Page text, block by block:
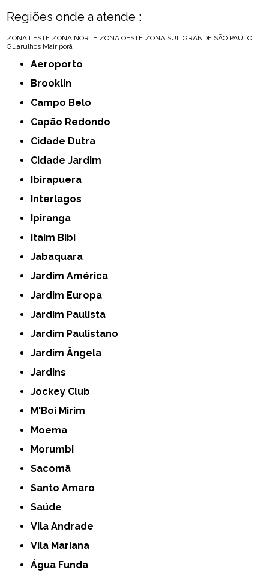
Regiões onde a atende :
ZONA LESTE ZONA NORTE ZONA OESTE ZONA SUL GRANDE SÃO PAULO
Guarulhos Mairiporã
Aeroporto
Brooklin
Campo Belo
Capão Redondo
Cidade Dutra
Cidade Jardim
Ibirapuera
Interlagos
Ipiranga
Itaim Bibi
Jabaquara
Jardim América
Jardim Europa
Jardim Paulista
Jardim Paulistano
Jardim Ângela
Jardins
Jockey Club
M'Boi Mirim
Moema
Morumbi
Sacomã
Santo Amaro
Saúde
Vila Andrade
Vila Mariana
Água Funda